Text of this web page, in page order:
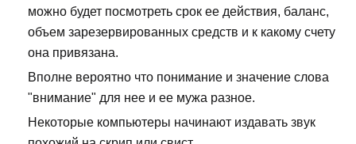
можно будет посмотреть срок ее действия, баланс,
объем зарезервированных средств и к какому счету
она привязана.
Вполне вероятно что понимание и значение слова
"внимание" для нее и ее мужа разное.
Некоторые компьютеры начинают издавать звук